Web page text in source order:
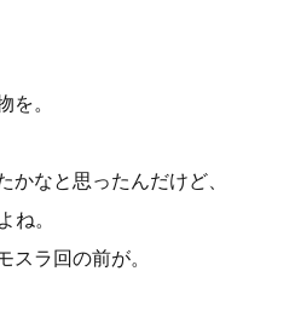
を。
かなと思ったんだけど、
ね。
スラ回の前が。